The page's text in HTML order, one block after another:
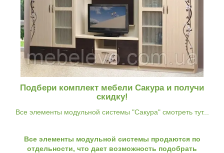
Подбери комплект мебели Сакура и получи
скидку!
Все элементы модульной системы "Сакура" смотреть тут...
Все элементы модульной системы продаются по
отдельности, что дает возможность подобрать